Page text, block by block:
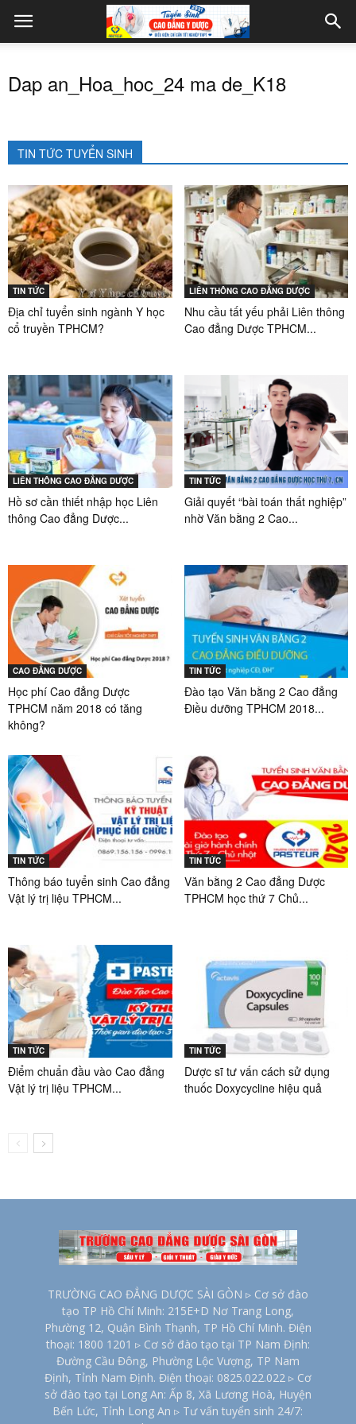
Dap an_Hoa_hoc_24 ma de_K18
TIN TỨC TUYỂN SINH
TIN TỨC
Địa chỉ tuyển sinh ngành Y học
cổ truyền TPHCM?
LIÊN THÔNG CAO ĐẲNG DƯỢC
Nhu cầu tất yếu phải Liên thông
Cao đẳng Dược TPHCM...
LIÊN THÔNG CAO ĐẲNG DƯỢC
Hồ sơ cần thiết nhập học Liên
thông Cao đẳng Dược...
TIN TỨC
Giải quyết “bài toán thất nghiệp”
nhờ Văn bằng 2 Cao...
CAO ĐẲNG DƯỢC
Học phí Cao đẳng Dược
TPHCM năm 2018 có tăng
không?
TIN TỨC
Đào tạo Văn bằng 2 Cao đẳng
Điều dưỡng TPHCM 2018...
TIN TỨC
Thông báo tuyển sinh Cao đẳng
Vật lý trị liệu TPHCM...
TIN TỨC
Văn bằng 2 Cao đẳng Dược
TPHCM học thứ 7 Chủ...
TIN TỨC
Điểm chuẩn đầu vào Cao đẳng
Vật lý trị liệu TPHCM...
TIN TỨC
Dược sĩ tư vấn cách sử dụng
thuốc Doxycycline hiệu quả
TRƯỜNG CAO ĐẲNG DƯỢC SÀI GÒN ▹ Cơ sở đào
tạo TP Hồ Chí Minh: 215E+D Nơ Trang Long,
Phường 12, Quận Bình Thạnh, TP Hồ Chí Minh. Điện
thoại: 1800 1201 ▹ Cơ sở đào tạo tại TP Nam Định:
Đường Cầu Đông, Phường Lộc Vượng, TP Nam
Định, Tỉnh Nam Định. Điện thoại: 0825.022.022 ▹ Cơ
sở đào tạo tại Long An: Ấp 8, Xã Lương Hoà, Huyện
Bến Lức, Tỉnh Long An ▹ Tư vấn tuyển sinh 24/7: